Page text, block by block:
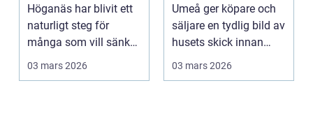
Höganäs har blivit ett
naturligt steg för
många som vill sänka
sina elkos...
03 mars 2026
Umeå ger köpare och
säljare en tydlig bild av
husets skick innan
affären genomför...
03 mars 2026